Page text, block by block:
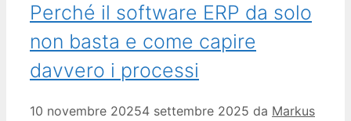
Perché il software ERP da solo
non basta e come capire
davvero i processi
10 novembre 20254 settembre 2025 da Markus